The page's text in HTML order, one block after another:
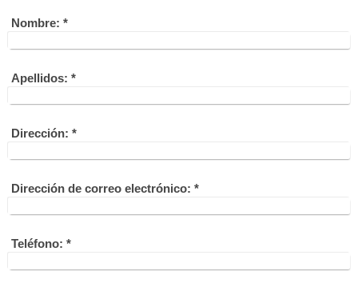
Nombre: *
Apellidos: *
Dirección: *
Dirección de correo electrónico: *
Teléfono: *